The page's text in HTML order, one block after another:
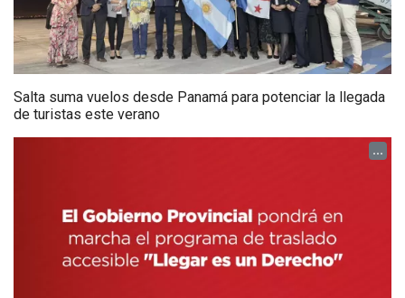
Salta suma vuelos desde Panamá para potenciar la llegada
de turistas este verano
...